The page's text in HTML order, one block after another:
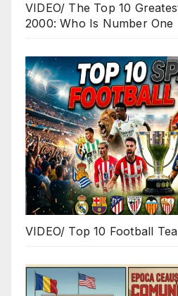
VIDEO/ The Top 10
2000: Who Is Number One
VIDEO/ Top 10 Football